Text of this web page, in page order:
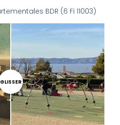
BDR (6 Fi 11003)
GLISSER